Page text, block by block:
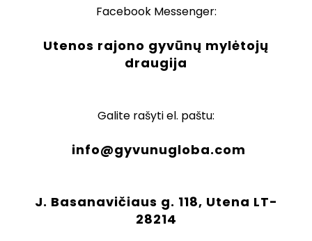
Facebook Messenger:
Utenos rajono gyvūnų mylėtojų
draugija
Galite rašyti el. paštu:
info@gyvunugloba.com
J. Basanavičiaus g. 118, Utena LT-
28214